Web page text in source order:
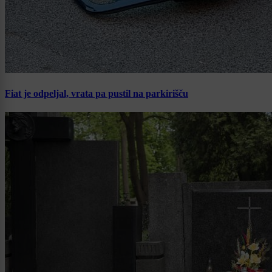
Fiat je odpeljal, vrata pa pustil na parkirišču